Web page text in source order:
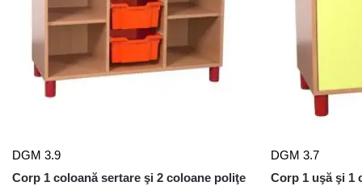
DGM 3.9
Corp 1 coloană sertare şi 2 coloane poliţe
DGM 3.7
Corp 1 uşă şi 1